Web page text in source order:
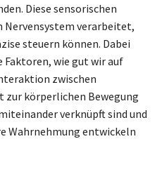
Diese sensorischen
Nervensystem verarbeitet,
steuern können. Dabei
Faktoren, wie gut wir auf
zwischen
zur körperlichen Bewegung
verknüpft sind und
Wahrnehmung entwickeln